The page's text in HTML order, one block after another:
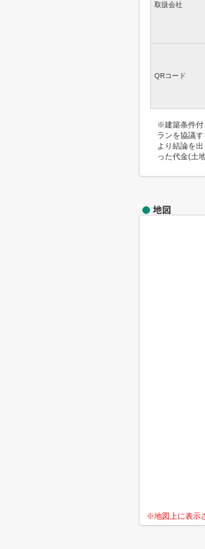
取扱会社
QRコード
※建築条件付
ランを協議
より結論を
った代金(土
地図
※地図上に表示